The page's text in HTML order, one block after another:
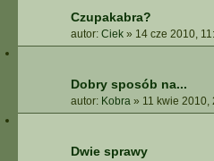
Czupakabra?
autor: Ciek » 14 cze 2010,
Dobry sposób na...
autor: Kobra » 11 kwie 2010,
Dwie sprawy